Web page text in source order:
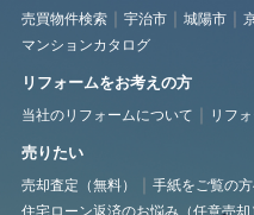
売買物件検索 宇治市 城陽市
マンションカタログ
リフォームをお考えの方
当社のリフォームについて リフ
売りたい
売却査定（無料） 手紙をご覧の
住宅ローン返済のお悩み（任意売却